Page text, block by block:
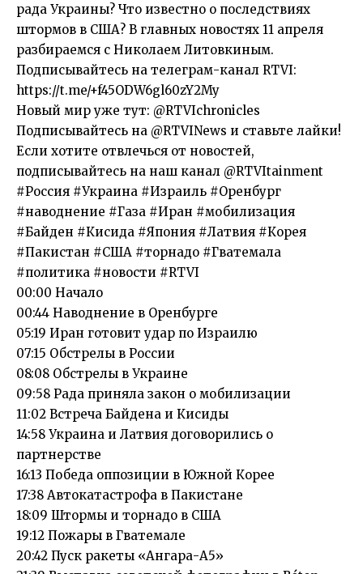
рада Украины? Что известно о последствиях
штормов в США? В главных новостях 11 апреля
разбираемся с Николаем Литовкиным.
Подписывайтесь на телеграм-канал RTVI:
https://t.me/+f45ODW6gl60zY2My
Новый мир уже тут: @RTVIchronicles
Подписывайтесь на @RTVINews и ставьте лайки!
Если хотите отвлечься от новостей,
подписывайтесь на наш канал @RTVItainment
#Россия #Украина #Израиль #Оренбург
#наводнение #Газа #Иран #мобилизация
#Байден #Кисида #Япония #Латвия #Корея
#Пакистан #США #торнадо #Гватемала
#политика #новости #RTVI
00:00 Начало
00:44 Наводнение в Оренбурге
05:19 Иран готовит удар по Израилю
07:15 Обстрелы в России
08:08 Обстрелы в Украине
09:58 Рада приняла закон о мобилизации
11:02 Встреча Байдена и Кисиды
14:58 Украина и Латвия договорились о
партнерстве
16:13 Победа оппозиции в Южной Корее
17:38 Автокатастрофа в Пакистане
18:09 Штормы и торнадо в США
19:12 Пожары в Гватемале
20:42 Пуск ракеты «Ангара-А5»